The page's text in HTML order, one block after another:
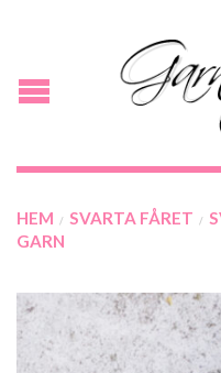
HEM / SVARTA FÅRET /
GARN